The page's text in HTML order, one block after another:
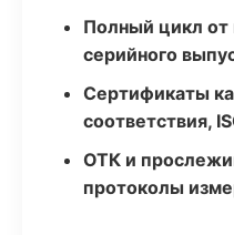
Полный цикл от
серийного
Сертификаты
соответствия,
ОТК и
протоколы